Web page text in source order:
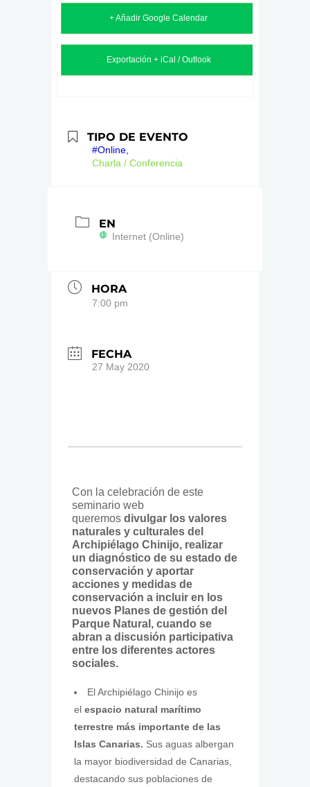
+ Añadir Google Calendar
Exportación + iCal / Outlook
TIPO DE EVENTO
#Online,
Charla / Conferencia
EN
Internet (Online)
HORA
7:00 pm
FECHA
27 May 2020
Con la celebración de este
seminario web
queremos divulgar los valores
naturales y culturales del
Archipiélago Chinijo, realizar
un diagnóstico de su estado de
conservación y aportar
acciones y medidas de
conservación a incluir en los
nuevos Planes de gestión del
Parque Natural, cuando se
abran a discusión participativa
entre los diferentes actores
sociales.
El Archipiélago Chinijo es
el espacio natural marítimo
terrestre más importante de las
Islas Canarias. Sus aguas albergan
la mayor biodiversidad de Canarias,
destacando sus poblaciones de